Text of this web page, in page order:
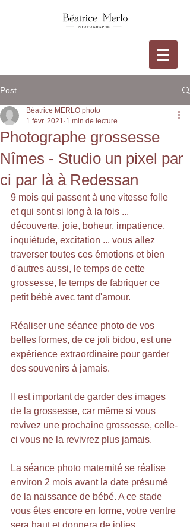
Post
Photographe grossesse
Nîmes - Studio un pixel par
ci par là à Redessan
Béatrice MERLO photo
1 févr. 2021 1 min de lecture
9 mois qui passent à une vitesse folle
et qui sont si long à la fois ...
découverte, joie, boheur, impatience,
inquiétude, excitation ... vous allez
traverser toutes ces émotions et bien
d'autres aussi, le temps de cette
grossesse, le temps de fabriquer ce
petit bébé avec tant d'amour.
Réaliser une séance photo de vos
belles formes, de ce joli bidou, est une
expérience extraordinaire pour garder
des souvenirs à jamais.
Il est important de garder des images
de la grossesse, car même si vous
revivez une prochaine grossesse, celle-
ci vous ne la revivrez plus jamais.
La séance photo maternité se réalise
environ 2 mois avant la date présumé
de la naissance de bébé. A ce stade
vous êtes encore en forme, votre ventre
sera haut et donnera de jolies